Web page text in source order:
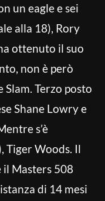
un eagle e sei
alla 18), Rory
ottenuto il suo
non è però
Terzo posto
Shane Lowry e
s’è
Tiger Woods. Il
Masters 508
di 14 mesi